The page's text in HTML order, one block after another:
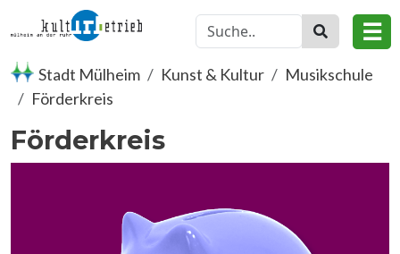
Direkt zum Inhalt
☰
Stadt Mülheim Kunst & Kultur
Musikschule
Förderkreis
Förderkreis